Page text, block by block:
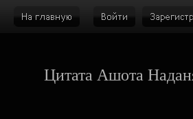
Цитата Ашота